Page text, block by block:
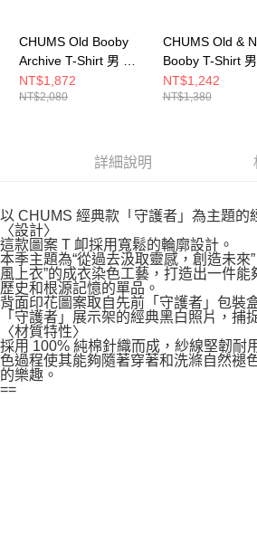
CHUMS Old Booby
Archive T-Shirt 男 短
袖上衣 淺灰色
CH012724G115
NT$1,872
NT$2,080
CHUMS Old &
Booby T-Shirt 男
上衣 白色
CH012738W001
NT$1,242
NT$1,380
詳細說明
以 CHUMS 經典款「守護者」為主題的
〈設計〉
這款圖案 T 卹採用寬鬆的輪廓設計。
本季主題為“從過去汲取靈感，創造未來
風上衣”的成衣染色工藝，打造出一件
歷史和根源記憶的單品。
背面印花圖案取自先前「守護者」包裝
「守護者」展示架的經典黑白照片，捕
〈材質特性〉
採用 100% 純棉針織而成，紗線堅韌耐
色過程使其能夠隨著穿著和洗滌自然褪
的樂趣。
==